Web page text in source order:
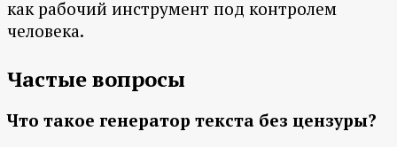
как рабочий инструмент под контролем
человека.
Частые вопросы
Что такое генератор текста без цензуры?